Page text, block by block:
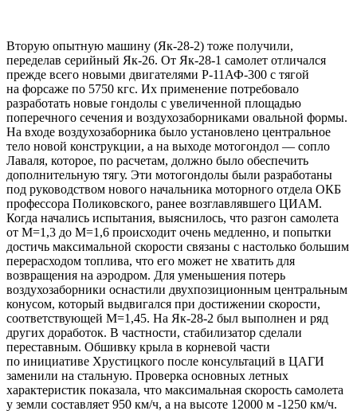
Вторую опытную машину (Як-28-2) тоже получили,
переделав серийный Як-26. От Як-28-1 самолет отличался
прежде всего новыми двигателями Р-11АФ-300 с тягой
на форсаже по 5750 кгс. Их применение потребовало
разработать новые гондолы с увеличенной площадью
поперечного сечения и воздухозаборниками овальной формы.
На входе воздухозаборника было установлено центральное
тело новой конструкции, а на выходе мотогондол — сопло
Лаваля, которое, по расчетам, должно было обеспечить
дополнительную тягу. Эти мотогондолы были разработаны
под руководством нового начальника моторного отдела ОКБ
профессора Поликовского, ранее возглавлявшего ЦИАМ.
Когда начались испытания, выяснилось, что разгон самолета
от М=1,3 до М=1,6 происходит очень медленно, и попытки
достичь максимальной скорости связаны с настолько большим
перерасходом топлива, что его может не хватить для
возвращения на аэродром. Для уменьшения потерь
воздухозаборники оснастили двухпозиционным центральным
конусом, который выдвигался при достижении скорости,
соответствующей М=1,45. На Як-28-2 был выполнен и ряд
других доработок. В частности, стабилизатор сделали
переставным. Обшивку крыла в корневой части
по инициативе Хрустицкого после консультаций в ЦАГИ
заменили на стальную. Проверка основных летных
характеристик показала, что максимальная скорость самолета
у земли составляет 950 км/ч, а на высоте 12000 м -1250 км/ч.